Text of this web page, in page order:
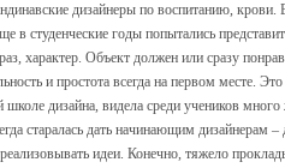
дизайнеры по воспитанию,
в студенческие годы попытались
характер. Объект должен или сразу
и простота всегда на первом месте.
школе дизайна, видела среди учеников
старалась дать начинающим дизайнерам –
идеи. Конечно, тяжело